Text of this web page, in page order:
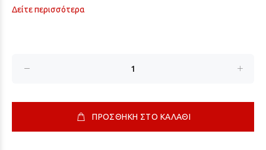
Δείτε περισσότερα
ΠΡΟΣΘΗΚΗ ΣΤΟ ΚΑΛΑΘΙ